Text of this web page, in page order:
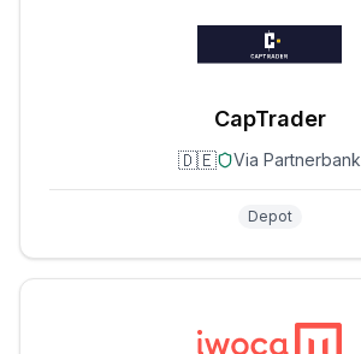
CapTrader
🇩🇪 Via Partnerbank
Depot